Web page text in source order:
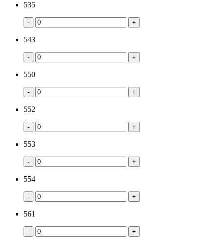
535
- +
543
- +
550
- +
552
- +
553
- +
554
- +
561
- +